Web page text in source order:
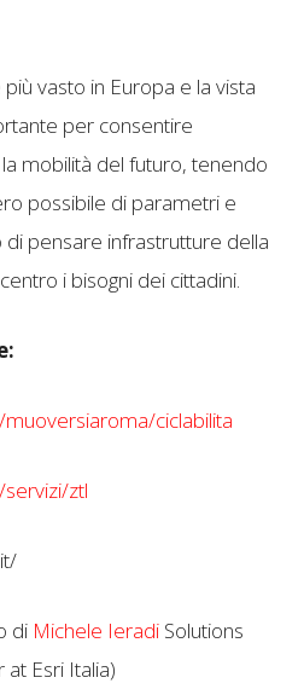
vasto in Europa e la vista
per consentire
la mobilità del futuro, tenendo
possibile di parametri e
di pensare infrastrutture della
i bisogni dei cittadini.
ciclabilita
ztl
di Michele Ieradi Solutions
Esri Italia)